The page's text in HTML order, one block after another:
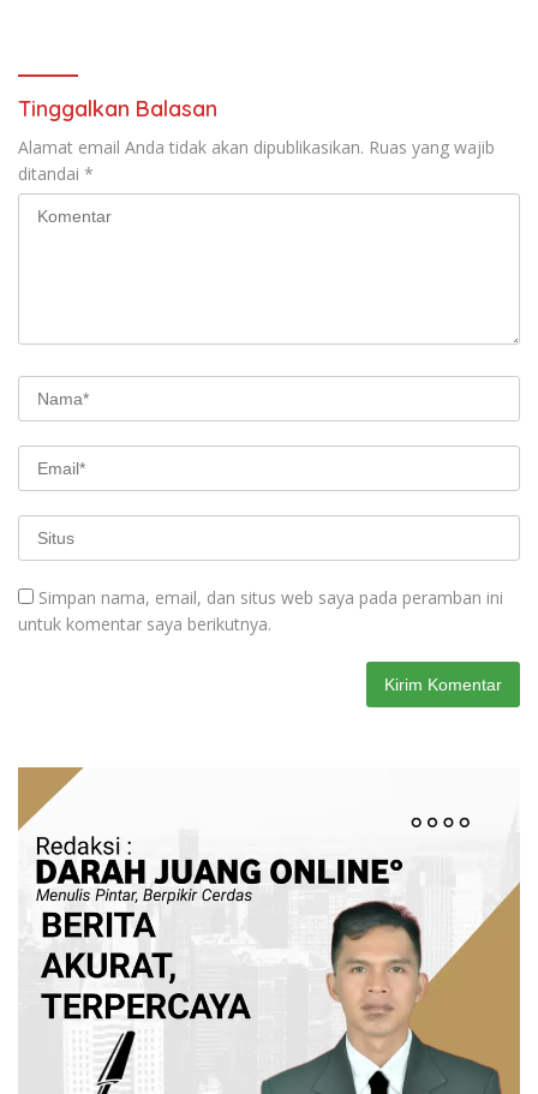
Tinggalkan Balasan
Alamat email Anda tidak akan dipublikasikan. Ruas yang wajib
ditandai *
Simpan nama, email, dan situs web saya pada peramban ini
untuk komentar saya berikutnya.